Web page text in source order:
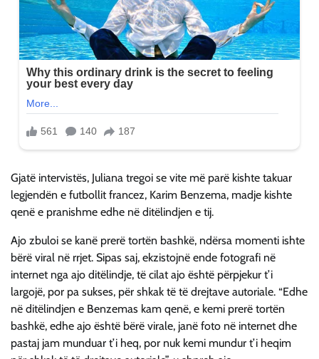
Gjatë intervistës, Juliana tregoi se vite më parë kishte takuar
legjendën e futbollit francez, Karim Benzema, madje kishte
qenë e pranishme edhe në ditëlindjen e tij.
Ajo zbuloi se kanë prerë tortën bashkë, ndërsa momenti ishte
bërë viral në rrjet. Sipas saj, ekzistojnë ende fotografi në
internet nga ajo ditëlindje, të cilat ajo është përpjekur t’i
largojë, por pa sukses, për shkak të të drejtave autoriale. “Edhe
në ditëlindjen e Benzemas kam qenë, e kemi prerë tortën
bashkë, edhe ajo është bërë virale, janë foto në internet dhe
pastaj jam munduar t’i heq, por nuk kemi mundur t’i heqim